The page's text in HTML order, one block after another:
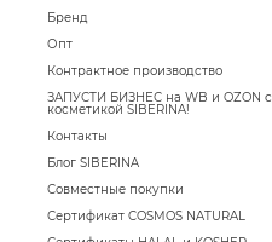
Бренд
Опт
Контрактное производство
ЗАПУСТИ БИЗНЕС на WB и OZON с
косметикой SIBERINA!
Контакты
Блог SIBERINA
Совместные покупки
Сертификат COSMOS NATURAL